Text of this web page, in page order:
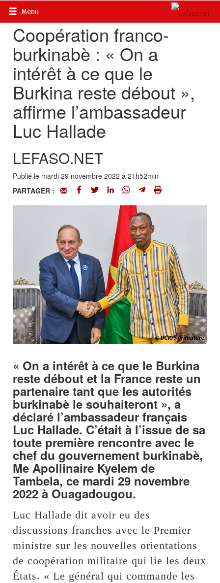
Menu
Accueil>
Coopération franco-
burkinabè : « On a
intérêt à ce que le
Burkina reste débout »,
affirme l’ambassadeur
Luc Hallade
LEFASO.NET
Publié le mardi 29 novembre 2022 à 21h52min
PARTAGER :
« On a intérêt à ce que le Burkina
reste débout et la France reste un
partenaire tant que les autorités
burkinabè le souhaiteront », a
déclaré l’ambassadeur français
Luc Hallade. C’était à l’issue de sa
toute première rencontre avec le
chef du gouvernement burkinabè,
Me Apollinaire Kyelem de
Tambela, ce mardi 29 novembre
2022 à Ouagadougou.
Luc Hallade dit avoir eu des
discussions franches avec le Premier
ministre sur les nouvelles orientations
de coopération militaire qui lie les deux
États. « Le général qui commande les